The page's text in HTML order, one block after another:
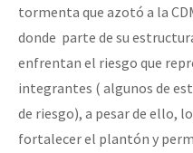
tormenta que azotó a la
donde parte de su
enfrentan el riesgo que
integrantes ( algunos de
de riesgo), a pesar de ello,
fortalecer el plantón y